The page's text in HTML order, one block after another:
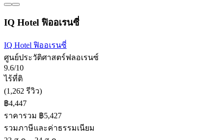
IQ Hotel ฟิออเรนซี่
IQ Hotel ฟิออเรนซี่
ศูนย์ประวัติศาสตร์ฟลอเรนซ์
9.6/10
ไร้ที่ติ
(1,262 รีวิว)
฿4,447
ราคารวม ฿5,427
รวมภาษีและค่าธรรมเนียม